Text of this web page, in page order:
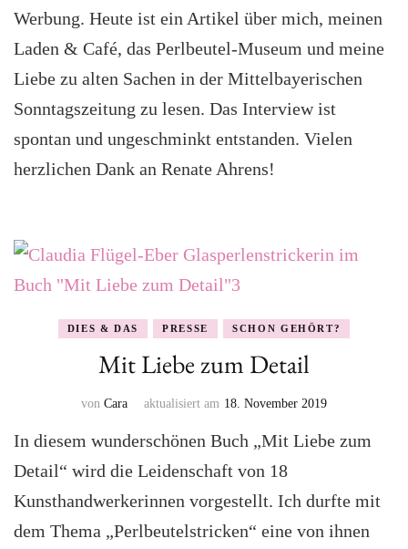
Werbung. Heute ist ein Artikel über mich, meinen
Laden & Café, das Perlbeutel-Museum und meine
Liebe zu alten Sachen in der Mittelbayerischen
Sonntagszeitung zu lesen. Das Interview ist
spontan und ungeschminkt entstanden. Vielen
herzlichen Dank an Renate Ahrens!
DIES & DAS PRESSE SCHON GEHÖRT?
Mit Liebe zum Detail
von Cara aktualisiert am 18. November 2019
In diesem wunderschönen Buch „Mit Liebe zum
Detail“ wird die Leidenschaft von 18
Kunsthandwerkerinnen vorgestellt. Ich durfte mit
dem Thema „Perlbeutelstricken“ eine von ihnen